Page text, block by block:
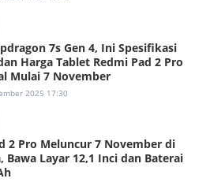
7s Gen 4, Ini Spesifikasi
Harga Tablet Redmi Pad 2 Pro
Mulai 7 November
2025 17:30
2 Pro Meluncur 7 November di
Bawa Layar 12,1 Inci dan Baterai